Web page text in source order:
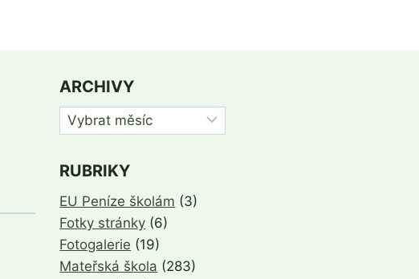
ARCHIVY
Archivy
RUBRIKY
EU Peníze školám (3)
Fotky stránky (6)
Fotogalerie (19)
Mateřská škola (283)